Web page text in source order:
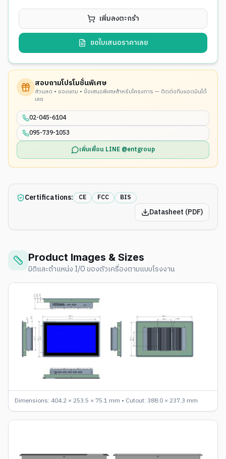
เพิ่มลงตะกร้า
ขอใบเสนอราคาเลย
สอบถามโปรโมชั่นพิเศษ
ส่วนลด • ของแถม • ข้อเสนอพิเศษสำหรับโครงการ — ติดต่อทีมแอดมินได้
เลย
02-045-6104
095-739-1053
เพิ่มเพื่อน LINE @entgroup
Certifications: CE FCC BIS
Datasheet (PDF)
Product Images & Sizes
มิติและตำแหน่ง I/O ของตัวเครื่องตามแบบโรงงาน
Dimensions: 404.2 × 253.5 × 75.1 mm • Cutout: 388.0 × 237.3 mm